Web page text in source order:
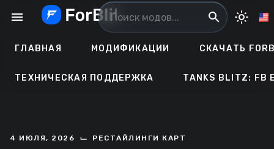
menu search light_mode
ГЛАВНАЯ МОДИФИКАЦИИ СКАЧАТЬ
ТЕХНИЧЕСКАЯ ПОДДЕРЖКА TANKS BLITZ: FB
4 ИЮЛЯ, 2026 ⌙ РЕСТАЙЛИНГИ КАРТ